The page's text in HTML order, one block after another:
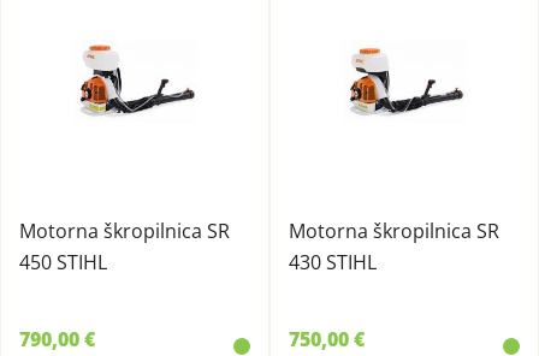
Motorna škropilnica SR
450 STIHL
790,00 €
Motorna škropilnica SR
430 STIHL
750,00 €